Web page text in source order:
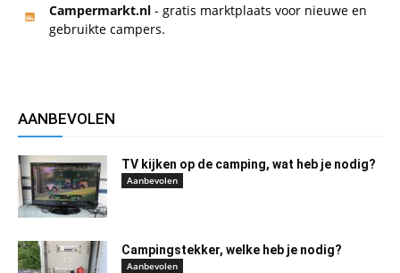
Campermarkt.nl - gratis marktplaats voor nieuwe en
gebruikte campers.
AANBEVOLEN
TV kijken op de camping, wat heb je nodig?
Aanbevolen
Campingstekker, welke heb je nodig?
Aanbevolen